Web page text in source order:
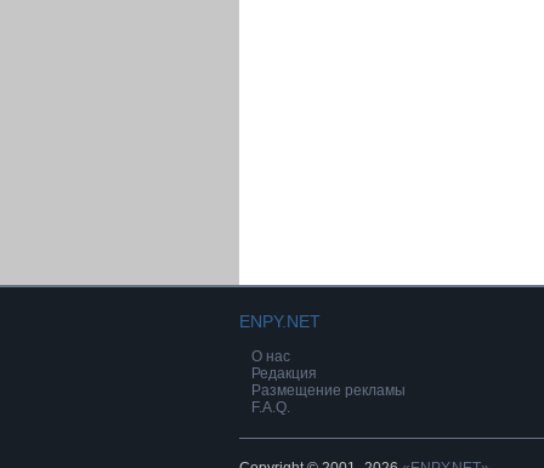
ENPY.NET
О нас
Редакция
Размещение рекламы
F.A.Q.